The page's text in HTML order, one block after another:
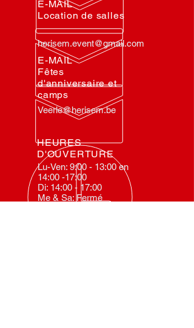
E-MAIL
Location de salles
herisem.event@gmail.com
E-MAIL
Fêtes
d'anniversaire et
camps
Veerle@herisem.be
HEURES
D'OUVERTURE
Lu-Ven: 9:00 - 13:00 en
14:00 -17:00
Di: 14:00 - 17:00
Me & Sa: Fermé